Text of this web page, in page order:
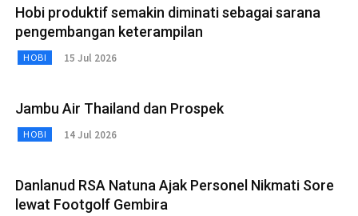
Hobi produktif semakin diminati sebagai sarana
pengembangan keterampilan
HOBI 15 Jul 2026
Jambu Air Thailand dan Prospek
HOBI 14 Jul 2026
Danlanud RSA Natuna Ajak Personel Nikmati Sore
lewat Footgolf Gembira